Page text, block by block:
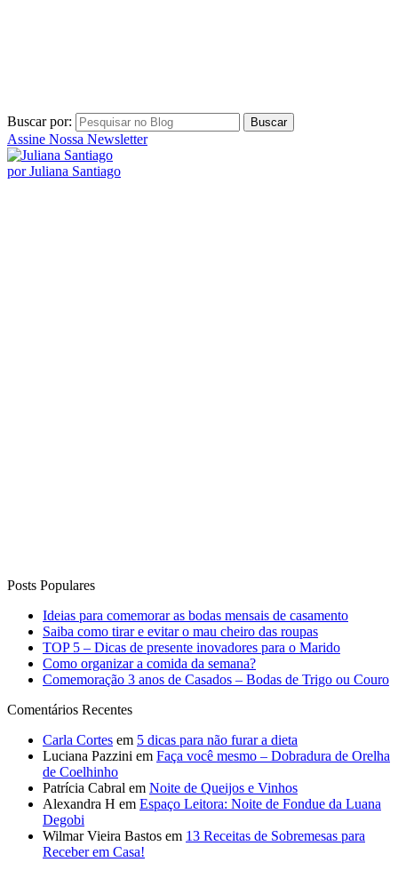
Buscar por:
Assine Nossa Newsletter
por Juliana Santiago
Posts Populares
Ideias para comemorar as bodas mensais de casamento
Saiba como tirar e evitar o mau cheiro das roupas
TOP 5 – Dicas de presente inovadores para o Marido
Como organizar a comida da semana?
Comemoração 3 anos de Casados – Bodas de Trigo ou Couro
Comentários Recentes
Carla Cortes em 5 dicas para não furar a dieta
Luciana Pazzini em Faça você mesmo – Dobradura de Orelha
de Coelhinho
Patrícia Cabral em Noite de Queijos e Vinhos
Alexandra H em Espaço Leitora: Noite de Fondue da Luana
Degobi
Wilmar Vieira Bastos em 13 Receitas de Sobremesas para
Receber em Casa!